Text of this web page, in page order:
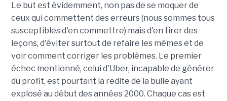
Le but est évidemment, non pas de se moquer de
ceux qui commettent des erreurs (nous sommes tous
susceptibles d'en commettre) mais d'en tirer des
leçons, d'éviter surtout de refaire les mêmes et de
voir comment corriger les problèmes. Le premier
échec mentionné, celui d'Uber, incapable de générer
du profit, est pourtant la redite de la bulle ayant
explosé au début des années 2000. Chaque cas est